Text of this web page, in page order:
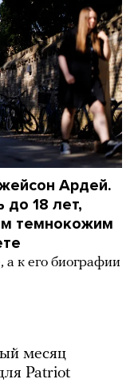
Ардей.
до 18 лет,
темнокожим
а к его биографии
месяц
Patriot